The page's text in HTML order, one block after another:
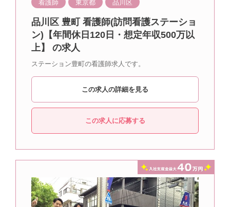
看護師 東京都 品川区
品川区 豊町 看護師(訪問看護ステーショ
ン)【年間休日120日・想定年収500万以
上】 の求人
ステーション豊町の看護師求人です。
この求人の詳細を見る
この求人に応募する